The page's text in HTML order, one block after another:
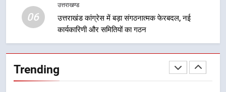
06
उत्तराखण्ड
उत्तराखंड कांग्रेस में बड़ा संगठनात्मक फेरबदल, नई
कार्यकारिणी और समितियों का गठन
Trending
गुणवत्तापूर्ण निर्माण सुनिश्चित करने के
निर्देश, सुरक्षा मानकों से कोई समझौता
नहींः डीएम
मुख्यमंत्री चौम्पियनशिप ट्रॉफी का मंच,
न्याय पंचायत से राज्य स्तर तक होगा